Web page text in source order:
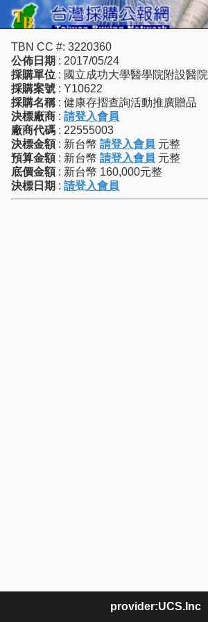
TBN CC #: 3220360
公佈日期 : 2017/05/24
採購單位 : 國立成功大學醫學院附設醫院
採購案號 : Y10622
採購名稱 : 健康存摺查詢活動推廣贈品
決標廠商 : 請登入會員
廠商代碼 : 22555003
決標金額 : 新台幣 請登入會員 元整
預算金額 : 新台幣 請登入會員 元整
底價金額 : 新台幣 160,000元整
決標日期 : 請登入會員
provider:UCS.Inc